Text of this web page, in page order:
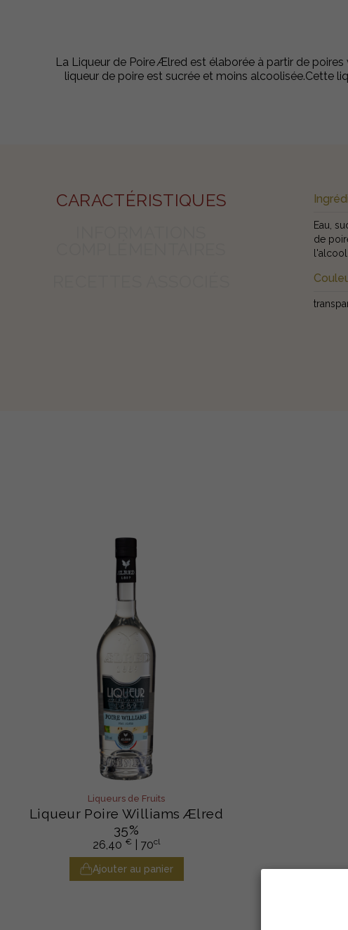
La Liqueur de Poire Ælred est élaborée à partir de
liqueur de poire est sucrée et moins alcoolisée.Cette
CARACTÉRISTIQUES
Eau,
de
l'alcool
Liqueurs de Fruits
Liqueur Poire Williams Ælred
35%
26,40 € | 70cl
Ajouter au panier